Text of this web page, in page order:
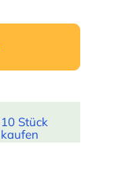
10 Stück
kaufen